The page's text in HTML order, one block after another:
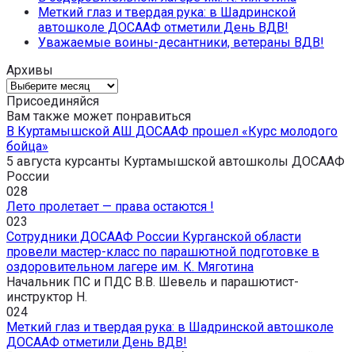
Меткий глаз и твердая рука: в Шадринской
автошколе ДОСААФ отметили День ВДВ!
Уважаемые воины-десантники, ветераны ВДВ!
Архивы
Архивы
Присоединяйся
Вам также может понравиться
В Куртамышской АШ ДОСААФ прошел «Курс молодого
бойца»
5 августа курсанты Куртамышской автошколы ДОСААФ
России
028
Лето пролетает — права остаются !
023
Сотрудники ДОСААФ России Курганской области
провели мастер-класс по парашютной подготовке в
оздоровительном лагере им. К. Мяготина
Начальник ПС и ПДС В.В. Шевель и парашютист-
инструктор Н.
024
Меткий глаз и твердая рука: в Шадринской автошколе
ДОСААФ отметили День ВДВ!